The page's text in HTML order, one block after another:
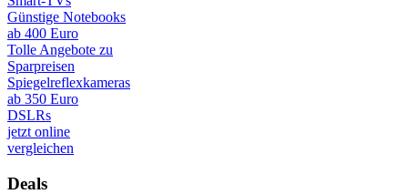
Günstige Notebooks
ab 400 Euro
Tolle Angebote zu
Sparpreisen
Spiegelreflexkameras
ab 350 Euro
DSLRs
jetzt online
vergleichen
Deals